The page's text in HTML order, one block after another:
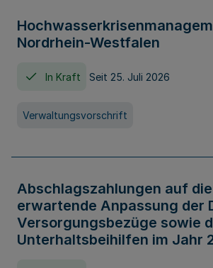
Nordrhein-Westfalen
In Kraft Seit 25. Juli 2026
Verwaltungsvorschrift
Abschlagszahlungen auf
erwartende Anpassung der
Versorgungsbezüge sowie
Unterhaltsbeihilfen im Jahr